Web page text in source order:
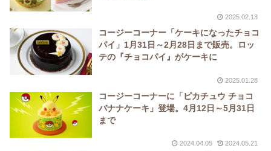
2025.02.13
コージーコーナー「ケーキになったチョコ
パイ」1月31日～2月28日まで販売。ロッ
テの『チョコパイ』がケーキに
2025.01.28
コージーコーナーに「ピカチュウ チョコ
バナナケーキ」登場。4月12日～5月31日
まで
2024.04.05 2024.05.21